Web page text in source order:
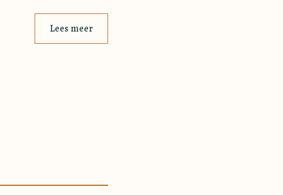
Lees meer